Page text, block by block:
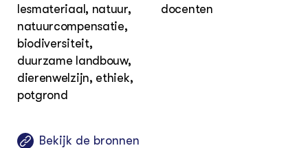
Over ons
Contact
Search the Knowledge base
lesmateriaal, natuur,
natuurcompensatie,
biodiversiteit,
duurzame landbouw,
dierenwelzijn, ethiek,
potgrond
docenten
Bekijk de bronnen